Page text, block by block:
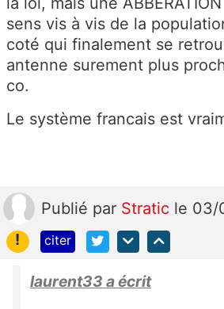
sens vis à vis de la
coté qui finalement se
antenne surement plus
co.
Le système francais est
Publié par Stratic le 03/
!
citer
laurent33 a écrit